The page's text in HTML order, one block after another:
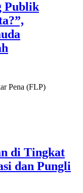
Publik
Pena (FLP)
di Tingkat
dan Pungli